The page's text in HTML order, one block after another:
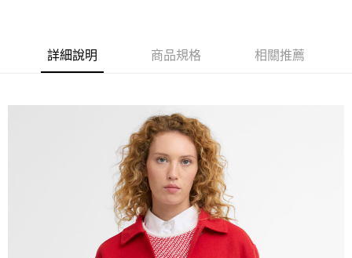
３．安心：先確認商品／服務後，再付款。
結帳頁面，進行簡訊認證並確認金額後，即可完成結帳。
２．訂單成立數日內，您將收到繳費通知簡訊。
３．收到繳費通知簡訊後14天內，點擊此簡訊中的連結，可透過四大超商／
ATM／網路銀行／等多元方式進行付款，方視為交易完成。
※ 請注意：結帳手續完成當下不需立刻繳費，但若您需要取消訂單，請聯絡
購買商品的店家。未經商家同意取消之訂單仍視為有效，需透過AFTEE先享
※ 交易是否成功請以「AFTEE先享後付 」之結帳頁面顯示為準，若有關於
是否繳費成功／繳費後需取消欲退款等相關疑問，請聯繫「AFTEE先享後付
https://netprotections.freshdesk.com/support/home
黑貓宅急便配送到府
詳細說明 商品規格 相關推薦